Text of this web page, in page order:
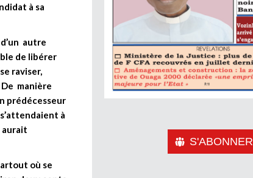
à sa
autre
de libérer
raviser,
manière
prédécesseur
à
aurait
où se
S'ABONNER